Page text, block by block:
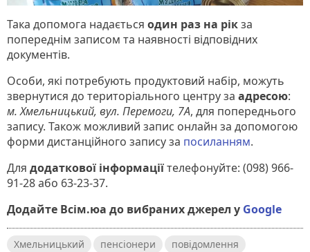
Така допомога надається один раз на рікза
попереднім записом та наявності відповідних
документів.
Особи, які потребують продуктовий набір, можуть
звернутися до територіального центру за адресою:
м. Хмельницький, вул. Перемоги, 7А, для попереднього
запису. Також можливий запис онлайн за допомогою
форми дистанційного запису за посиланням.
Для додаткової інформаціїтелефонуйте: (098) 966-
91-28 або 63-23-37.
Додайте Всім.юа до вибраних джерел у Google
Хмельницький пенсіонери повідомлення